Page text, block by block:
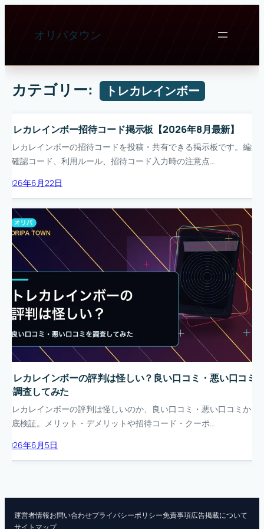
キ
ッ
プ
オリパタウン
カテゴリー: トレカレインボー
トレカレインボー招待コード掲示板【2026年8月最新】
トレカレインボーの招待コードを投稿・共有できる掲示板です。編集
部確認コード、利用ルール、招待コード入力時の注意点…
2026年6月22日
トレカレインボーの評判は怪しい？良い口コミ・悪い口コミ
を調査してみた
トレカレインボーの評判は怪しいのか、良い口コミ・悪い口コミから
徹底検証。メリット・デメリットや招待コード・クーポ…
2026年6月5日
運営者情報お問い合わせプライバシーポリシー免責事項広告掲載について
サイトマップ